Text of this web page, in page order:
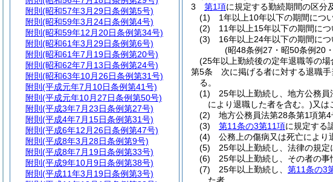
3
第1項に規定する勤続期間の区分
(1)
1年以上10年以下の期間につ
(2)
11年以上15年以下の期間に
(3)
16年以上24年以下の期間に
(昭48条例27・昭50条例20
(25年以上勤続後の定年退職等の
第5条
次に掲げる者に対する退職
る。
(1)
25年以上勤続し、地方公務
により退職した者を含む。)又は
(2)
地方公務員法第28条第1項第
(3)
第11条の3第11項に規定する
(4)
公務上の傷病又は死亡により
(5)
25年以上勤続し、法律の規
(6)
25年以上勤続し、その者の
(7)
25年以上勤続し、 第11条の3
附則 (昭和57年3月29日条例第5号)
附則 (昭和59年3月24日条例第4号)
附則 (昭和59年12月20日条例第34号)
附則 (昭和61年3月29日条例第6号)
附則 (昭和61年7月19日条例第20号)
附則 (昭和62年7月13日条例第24号)
附則 (昭和63年10月26日条例第31号)
附則 (平成元年7月10日条例第41号)
附則 (平成元年10月27日条例第50号)
附則 (平成3年7月23日条例第27号)
附則 (平成4年7月15日条例第31号)
附則 (平成6年12月26日条例第47号)
附則 (平成8年3月28日条例第9号)
附則 (平成8年7月19日条例第33号)
附則 (平成9年10月9日条例第38号)
附則 (平成11年3月19日条例第3号)